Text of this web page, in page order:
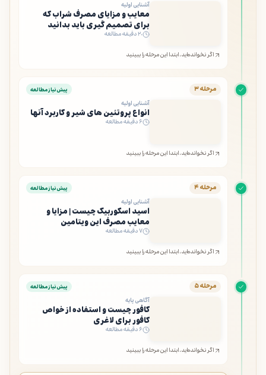
آشنایی اولیه
معایب و مزایای مصرف شراب که
برای تصمیم گیری باید بدانید
۲۰ دقیقه مطالعه
اگر نخوانده‌اید، ابتدا این مرحله را ببینید
مرحله ۳ پیش‌نیاز مطالعه
آشنایی اولیه
انواع پروتئین های شیر و کاربرد آنها
۶ دقیقه مطالعه
اگر نخوانده‌اید، ابتدا این مرحله را ببینید
مرحله ۴ پیش‌نیاز مطالعه
آشنایی اولیه
اسید اسکوربیک چیست | مزایا و
معایب مصرف این ویتامین
۷ دقیقه مطالعه
اگر نخوانده‌اید، ابتدا این مرحله را ببینید
مرحله ۵ پیش‌نیاز مطالعه
آگاهی پایه
کافور چیست و استفاده از خواص
کافور برای لاغری
۶ دقیقه مطالعه
اگر نخوانده‌اید، ابتدا این مرحله را ببینید